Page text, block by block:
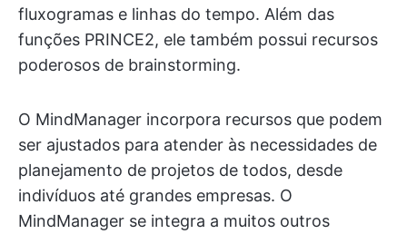
fluxogramas e linhas do tempo. Além das
funções PRINCE2, ele também possui recursos
poderosos de brainstorming.
O MindManager incorpora recursos que podem
ser ajustados para atender às necessidades de
planejamento de projetos de todos, desde
indivíduos até grandes empresas. O
MindManager se integra a muitos outros